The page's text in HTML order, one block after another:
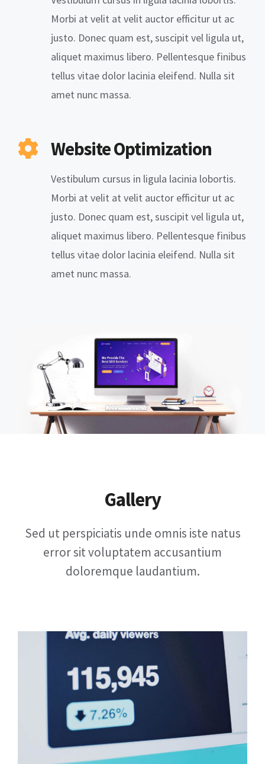
Morbi at velit at velit auctor efficitur ut ac
justo. Donec quam est, suscipit vel ligula ut,
aliquet maximus libero. Pellentesque finibus
tellus vitae dolor lacinia eleifend. Nulla sit
amet nunc massa.
Website Optimization
Vestibulum cursus in ligula lacinia lobortis.
Morbi at velit at velit auctor efficitur ut ac
justo. Donec quam est, suscipit vel ligula ut,
aliquet maximus libero. Pellentesque finibus
tellus vitae dolor lacinia eleifend. Nulla sit
amet nunc massa.
Gallery
Sed ut perspiciatis unde omnis iste natus
error sit voluptatem accusantium
doloremque laudantium.